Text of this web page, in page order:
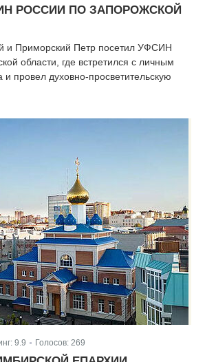
РОССИИ ПО ЗАПОРОЖСКОЙ
и Приморский Петр посетил УФСИН
области, где встретился с личным
и провел духовно-просветительскую
9.9 Голосов: 269